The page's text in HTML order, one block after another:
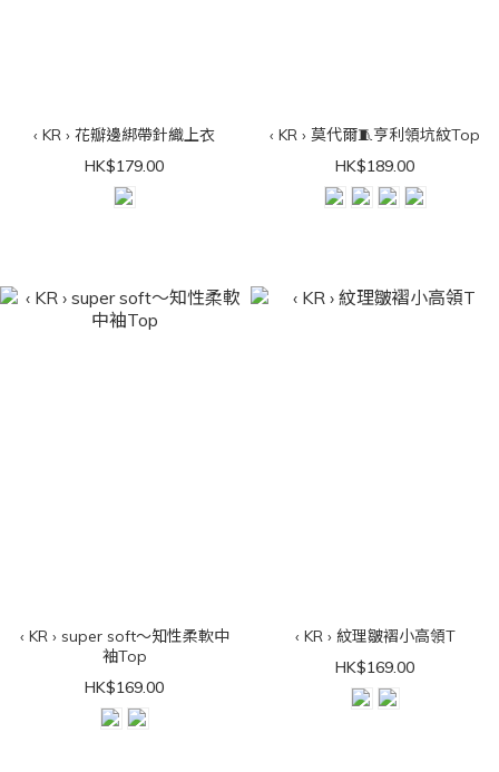
‹ KR › 花瓣邊綁帶針織上衣
HK$179.00
‹ KR › 莫代爾🧵亨利領坑紋Top
HK$189.00
‹ KR › super soft～知性柔軟中
袖Top
HK$169.00
‹ KR › 紋理皺褶小高領T
HK$169.00